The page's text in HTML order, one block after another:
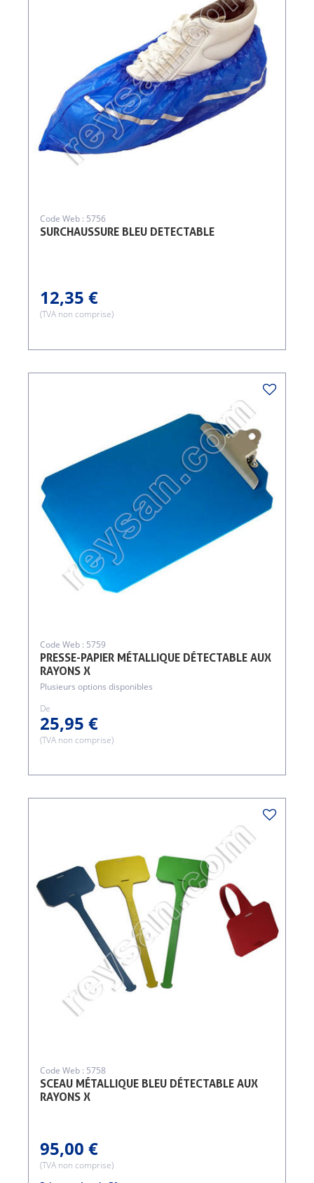
SURCHAUSSURE BLEU DETECTABLE
Code Web : 5756
12,35 €
(TVA non comprise)
PRESSE-PAPIER MÉTALLIQUE DÉTECTABLE AUX
RAYONS X
Code Web : 5759
Plusieurs options disponibles
De
25,95 €
(TVA non comprise)
SCEAU MÉTALLIQUE BLEU DÉTECTABLE AUX
RAYONS X
Code Web : 5758
95,00 €
(TVA non comprise)